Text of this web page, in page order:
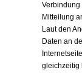
Verbindung
Mitteilung
Laut den
Daten an
gleichzeitig